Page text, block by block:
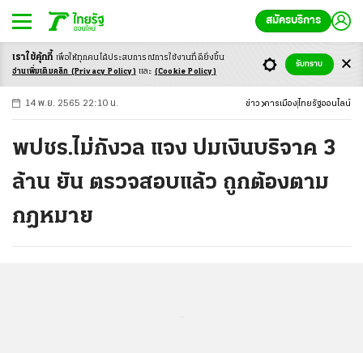
สมัครบริการ
-ก ก ก+
14 พ.ย. 2565 22:10 น. ข่าว การเมือง ไทยรัฐออนไลน์
พปชร.ไม่กังวล แจง ปมเงินบริจาค 3
ล้าน ยัน ตรวจสอบแล้ว ถูกต้องตาม
กฎหมาย
เราใช้คุ้กกี้ เพื่อให้ทุกคนได้ประสบการณ์การใช้งานที่ดียิ่งขึ้น
อ่านเพิ่มเติมคลิก (Privacy Policy) และ (Cookie Policy)
รับทราบ